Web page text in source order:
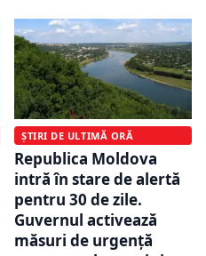
ȘTIRI DE ULTIMĂ ORĂ
Republica Moldova
intră în stare de alertă
pentru 30 de zile.
Guvernul activează
măsuri de urgență